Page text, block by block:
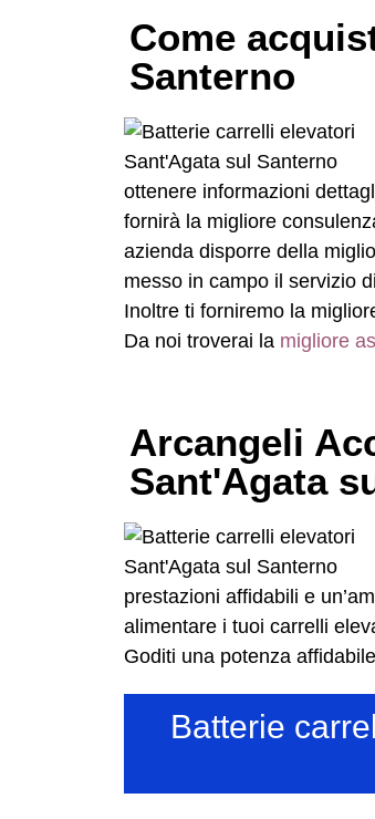
Come
Santerno
ottenere informazioni
fornirà la migliore
azienda disporre della
messo in campo il servizio
Inoltre ti forniremo la
Da noi troverai la migliore
Arcangeli
Sant'Agata
prestazioni affidabili e
alimentare i tuoi carrelli
Goditi una potenza
Batterie